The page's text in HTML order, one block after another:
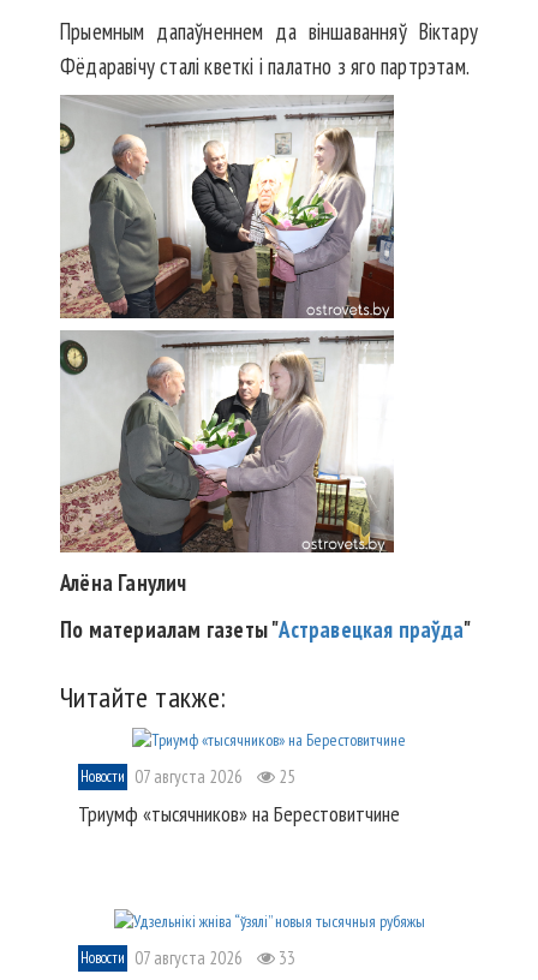
Прыемным дапаўненнем да віншаванняў Віктару
Фёдаравічу сталі кветкі і палатно з яго партрэтам.
Алёна Ганулич
По материалам газеты "Астравецкая праўда"
Читайте также:
Новости 07 августа 2026 25
Триумф «тысячников» на Берестовитчине
Новости 07 августа 2026 33